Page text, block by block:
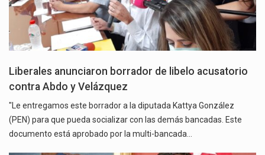
Liberales anunciaron borrador de libelo acusatorio
contra Abdo y Velázquez
"Le entregamos este borrador a la diputada Kattya González
(PEN) para que pueda socializar con las demás bancadas. Este
documento está aprobado por la multi-bancada…